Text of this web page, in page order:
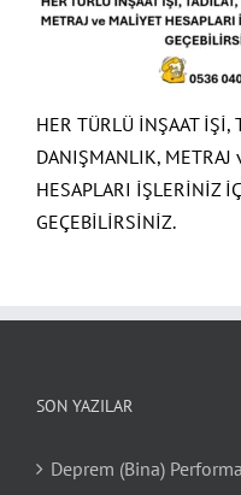
HER TÜRLÜ İNŞAAT İŞİ,
DANIŞMANLIK, METRAJ
HESAPLARI İŞLERİNİZ
GEÇEBİLİRSİNİZ.
SON YAZILAR
Deprem (Bina)